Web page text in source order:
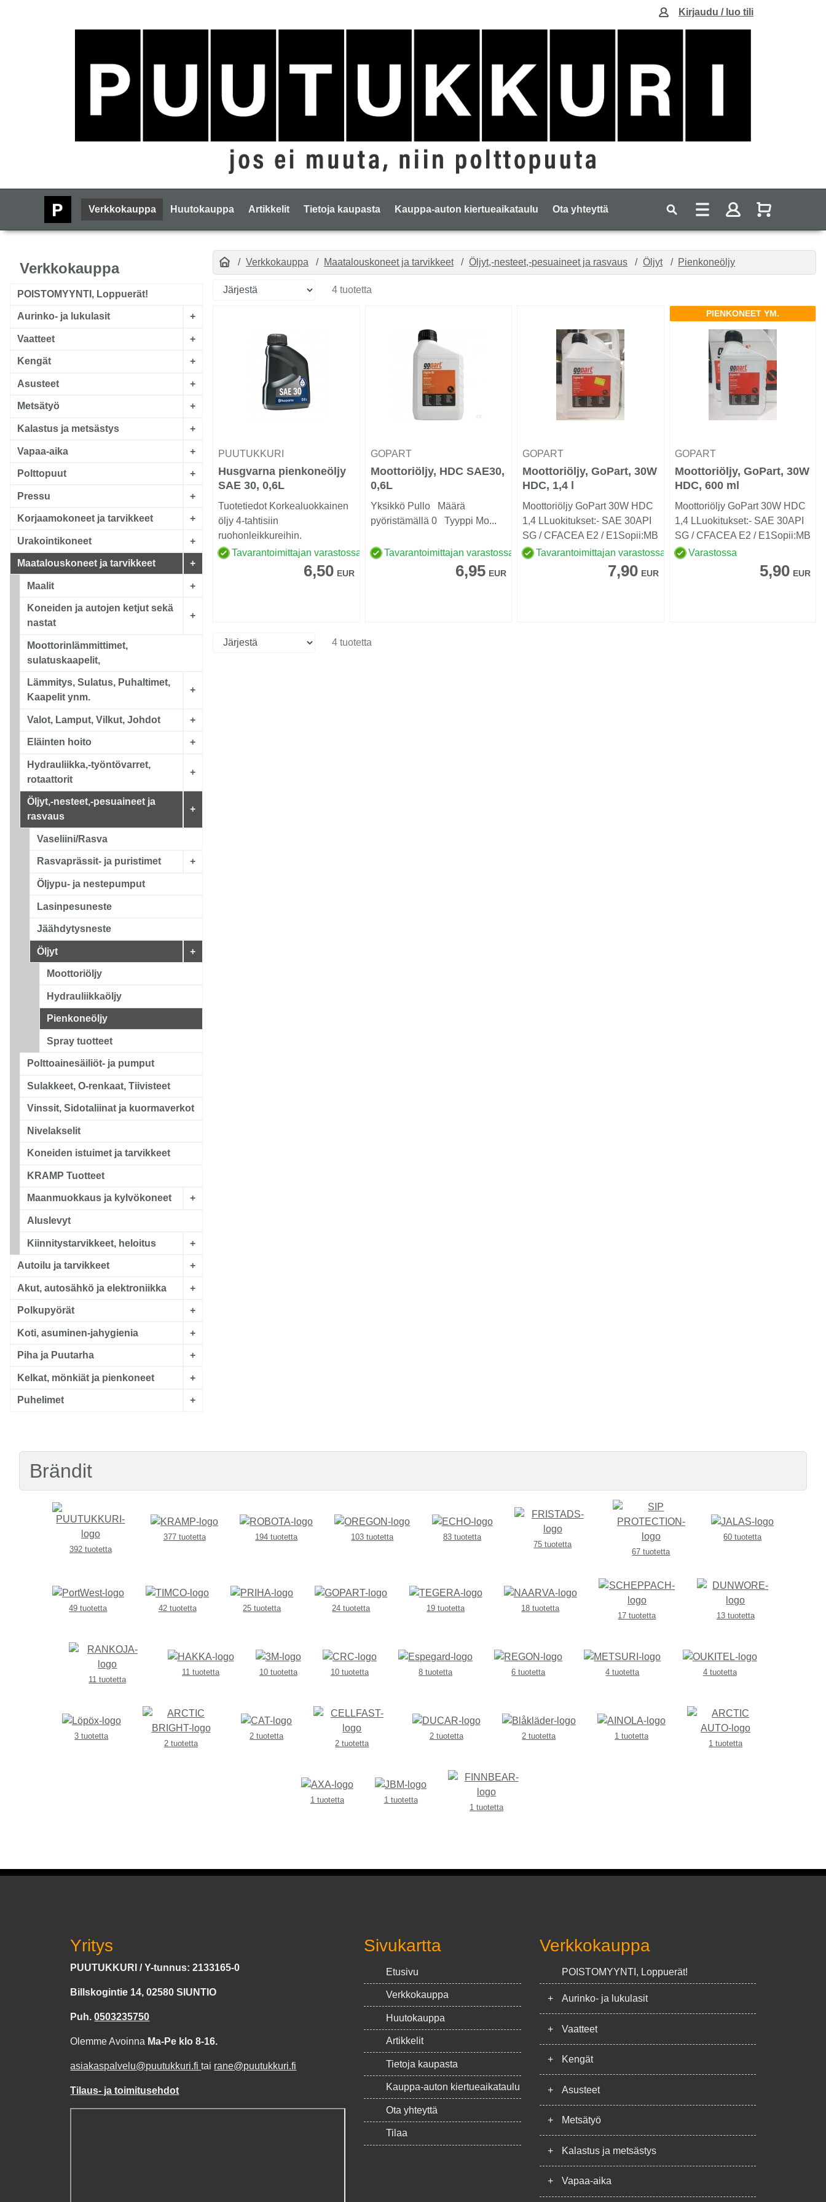
Kirjaudu / luo tili
Verkkokauppa Huutokauppa Artikkelit Tietoja kaupasta Kauppa-auton kiertueaikataulu Ota yhteyttä
Verkkokauppa
POISTOMYYNTI, Loppuerät!
Aurinko- ja lukulasit +
Vaatteet +
Kengät +
Asusteet +
Metsätyö +
Kalastus ja metsästys +
Vapaa-aika +
Polttopuut +
Pressu +
Korjaamokoneet ja tarvikkeet +
Urakointikoneet +
Maatalouskoneet ja tarvikkeet +
Maalit +
Koneiden ja autojen ketjut sekä
nastat
+
Moottorinlämmittimet,
sulatuskaapelit,
Lämmitys, Sulatus, Puhaltimet,
Kaapelit ynm.
+
Valot, Lamput, Vilkut, Johdot +
Eläinten hoito +
Hydrauliikka,-työntövarret,
rotaattorit
+
Öljyt,-nesteet,-pesuaineet ja
rasvaus
+
Vaseliini/Rasva
Rasvaprässit- ja puristimet +
Öljypu- ja nestepumput
Lasinpesuneste
Jäähdytysneste
Öljyt +
Moottoriöljy
Hydrauliikkaöljy
Pienkoneöljy
Spray tuotteet
Polttoainesäiliöt- ja pumput
Sulakkeet, O-renkaat, Tiivisteet
Vinssit, Sidotaliinat ja kuormaverkot
Nivelakselit
Koneiden istuimet ja tarvikkeet
KRAMP Tuotteet
Maanmuokkaus ja kylvökoneet +
Aluslevyt
Kiinnitystarvikkeet, heloitus +
Autoilu ja tarvikkeet +
Akut, autosähkö ja elektroniikka +
Polkupyörät +
Koti, asuminen-jahygienia +
Piha ja Puutarha +
Kelkat, mönkiät ja pienkoneet +
Puhelimet +
Verkkokauppa Maatalouskoneet ja tarvikkeet Öljyt,-nesteet,-pesuaineet ja rasvaus Öljyt Pienkoneöljy
4 tuotetta
PUUTUKKURI
Husgvarna pienkoneöljy
SAE 30, 0,6L
Tuotetiedot Korkealuokkainen
öljy 4-tahtisiin
ruohonleikkureihin.
Erinomainen suojaa moottoril...
Tavarantoimittajan varastossa
6,50 EUR
GOPART
Moottoriöljy, HDC SAE30,
0,6L
Yksikkö Pullo Määrä
pyöristämällä 0 Tyyppi Mo...
Tavarantoimittajan varastossa
6,95 EUR
GOPART
Moottoriöljy, GoPart, 30W
HDC, 1,4 l
Moottoriöljy GoPart 30W HDC
1,4 LLuokitukset:- SAE 30API
SG / CFACEA E2 / E1Sopii:MB
227.0 / 2...
Tavarantoimittajan varastossa
7,90 EUR
PIENKONEET YM.
GOPART
Moottoriöljy, GoPart, 30W
HDC, 600 ml
Moottoriöljy GoPart 30W HDC
1,4 LLuokitukset:- SAE 30API
SG / CFACEA E2 / E1Sopii:MB
227.0 / 2...
Varastossa
5,90 EUR
4 tuotetta
Brändit
392 tuotetta
377 tuotetta 194 tuotetta 103 tuotetta
83 tuotetta
75 tuotetta
67 tuotetta
60 tuotetta
49 tuotetta 42 tuotetta 25 tuotetta 24 tuotetta 19 tuotetta
18 tuotetta
17 tuotetta
13 tuotetta
11 tuotetta
11 tuotetta 10 tuotetta 10 tuotetta 8 tuotetta 6 tuotetta 4 tuotetta 4 tuotetta
3 tuotetta
2 tuotetta
2 tuotetta
2 tuotetta
2 tuotetta 2 tuotetta
1 tuotetta
1 tuotetta
1 tuotetta
1 tuotetta
1 tuotetta
Yritys
PUUTUKKURI / Y-tunnus: 2133165-0
Billskogintie 14, 02580 SIUNTIO
Puh.0503235750
Olemme Avoinna Ma-Pe klo 8-16.
asiakaspalvelu@puutukkuri.fitai rane@puutukkuri.fi
Tilaus- ja toimitusehdot
Sivukartta
Etusivu
Verkkokauppa
Huutokauppa
Artikkelit
Tietoja kaupasta
Kauppa-auton kiertueaikataulu
Ota yhteyttä
Tilaa
Verkkokauppa
POISTOMYYNTI, Loppuerät!
+ Aurinko- ja lukulasit
+ Vaatteet
+ Kengät
+ Asusteet
+ Metsätyö
+ Kalastus ja metsästys
+ Vapaa-aika